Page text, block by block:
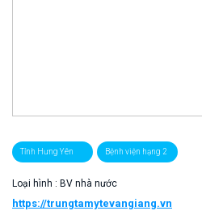
Tỉnh Hưng Yên Bệnh viện hạng 2
Loại hình : BV nhà nước
https://trungtamytevangiang.vn